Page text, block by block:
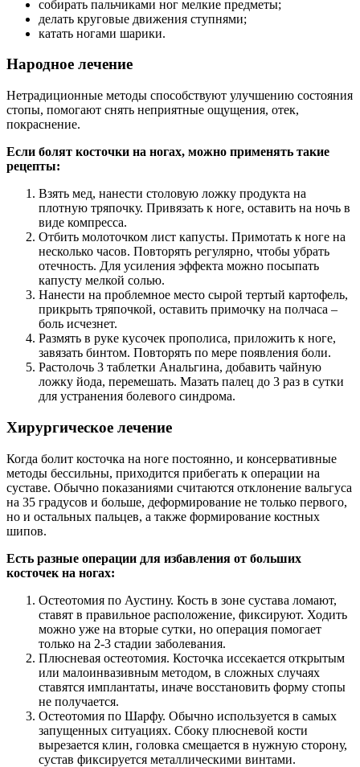
собирать пальчиками ног мелкие предметы;
делать круговые движения ступнями;
катать ногами шарики.
Народное лечение
Нетрадиционные методы способствуют улучшению состояния
стопы, помогают снять неприятные ощущения, отек,
покраснение.
Если болят косточки на ногах, можно применять такие
рецепты:
Взять мед, нанести столовую ложку продукта на
плотную тряпочку. Привязать к ноге, оставить на ночь в
виде компресса.
Отбить молоточком лист капусты. Примотать к ноге на
несколько часов. Повторять регулярно, чтобы убрать
отечность. Для усиления эффекта можно посыпать
капусту мелкой солью.
Нанести на проблемное место сырой тертый картофель,
прикрыть тряпочкой, оставить примочку на полчаса –
боль исчезнет.
Размять в руке кусочек прополиса, приложить к ноге,
завязать бинтом. Повторять по мере появления боли.
Растолочь 3 таблетки Анальгина, добавить чайную
ложку йода, перемешать. Мазать палец до 3 раз в сутки
для устранения болевого синдрома.
Хирургическое лечение
Когда болит косточка на ноге постоянно, и консервативные
методы бессильны, приходится прибегать к операции на
суставе. Обычно показаниями считаются отклонение вальгуса
на 35 градусов и больше, деформирование не только первого,
но и остальных пальцев, а также формирование костных
шипов.
Есть разные операции для избавления от больших
косточек на ногах:
Остеотомия по Аустину. Кость в зоне сустава ломают,
ставят в правильное расположение, фиксируют. Ходить
можно уже на вторые сутки, но операция помогает
только на 2-3 стадии заболевания.
Плюсневая остеотомия. Косточка иссекается открытым
или малоинвазивным методом, в сложных случаях
ставятся имплантаты, иначе восстановить форму стопы
не получается.
Остеотомия по Шарфу. Обычно используется в самых
запущенных ситуациях. Сбоку плюсневой кости
вырезается клин, головка смещается в нужную сторону,
сустав фиксируется металлическими винтами.